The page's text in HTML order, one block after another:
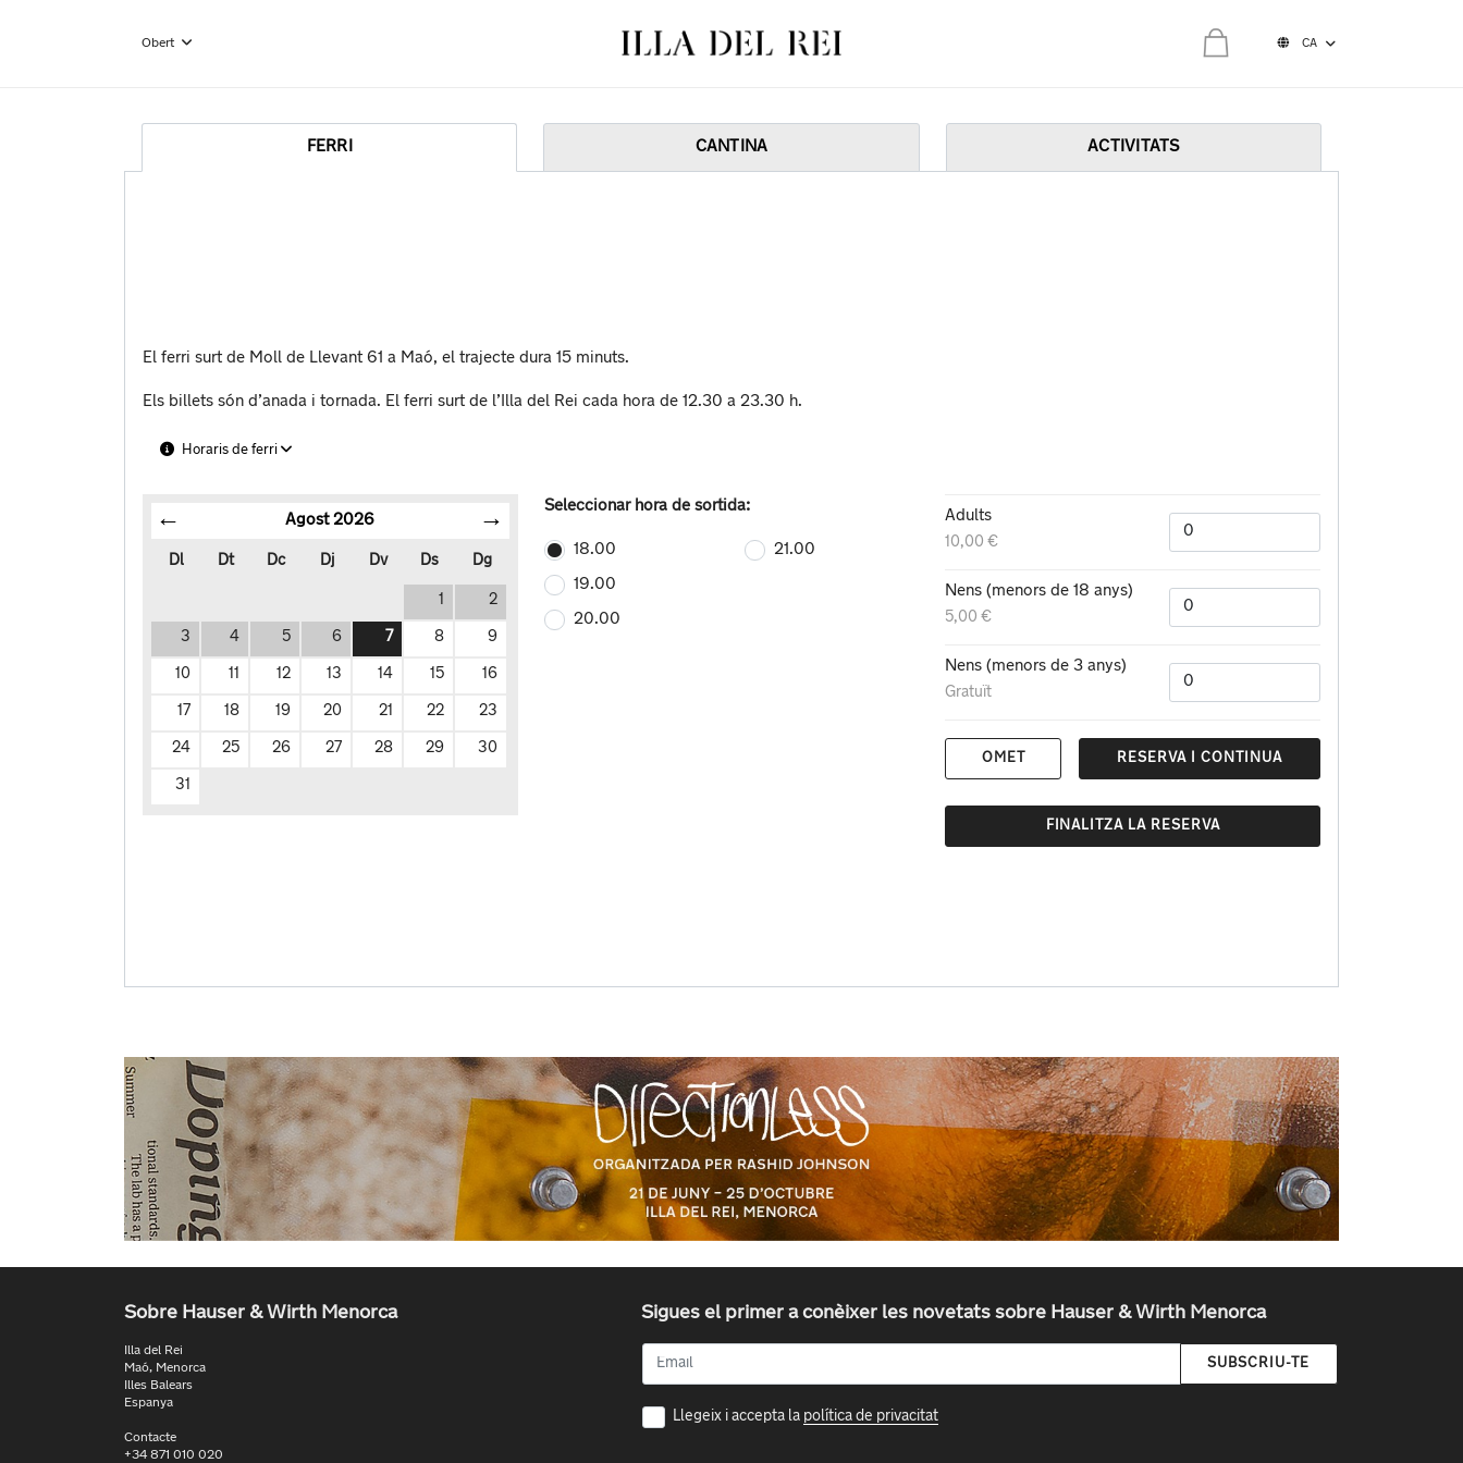
Obert
La teva cistella està buida
CA
FERRI CANTINA ACTIVITATS
El ferri surt de Moll de Llevant 61 a Maó, el trajecte dura 15 minuts.
Els billets són d’anada i tornada. El ferri surt de l’Illa del Rei cada hora de 12.30 a 23.30 h.
Horaris de ferri
Agost 2026
Dl Dt Dc Dj Dv Ds Dg
1 2
3 4 5 6 7 8 9
10 11 12 13 14 15 16
17 18 19 20 21 22 23
24 25 26 27 28 29 30
31
Seleccionar hora de sortida:
18.00
19.00
20.00
21.00
Adults
10,00 €
Nens (menors de 18 anys)
5,00 €
Nens (menors de 3 anys)
Gratuït
OMET RESERVA I CONTINUA
FINALITZA LA RESERVA
Sobre Hauser & Wirth Menorca
Illa del Rei
Maó, Menorca
Illes Balears
Espanya
Contacte
+34 871 010 020
Sigues el primer a conèixer les novetats sobre Hauser & Wirth Menorca
SUBSCRIU-TE
Llegeix i accepta la política de privacitat